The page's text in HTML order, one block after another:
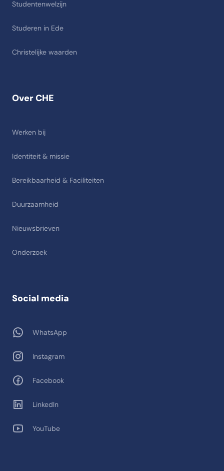
Over CHE
Werken bij
Identiteit & missie
Bereikbaarheid & Faciliteiten
Duurzaamheid
Nieuwsbrieven
Onderzoek
Studentenwelzijn
Studeren in Ede
Christelijke waarden
Social media
WhatsApp
Instagram
Facebook
LinkedIn
YouTube